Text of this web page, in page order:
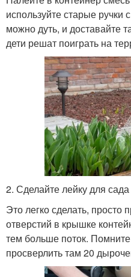
используйте старые ручки
можно дуть, и доставайте
дети решат поиграть на
2. Сделайте лейку для сада
Это легко сделать, просто
отверстий в крышке
тем больше поток.
просверлить там 20